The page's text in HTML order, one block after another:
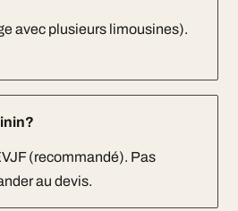
avec plusieurs limousines).
(recommandé). Pas
au devis.